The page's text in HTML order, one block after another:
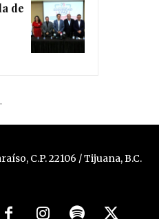
de
C.P. 22106 / Tijuana, B.C.